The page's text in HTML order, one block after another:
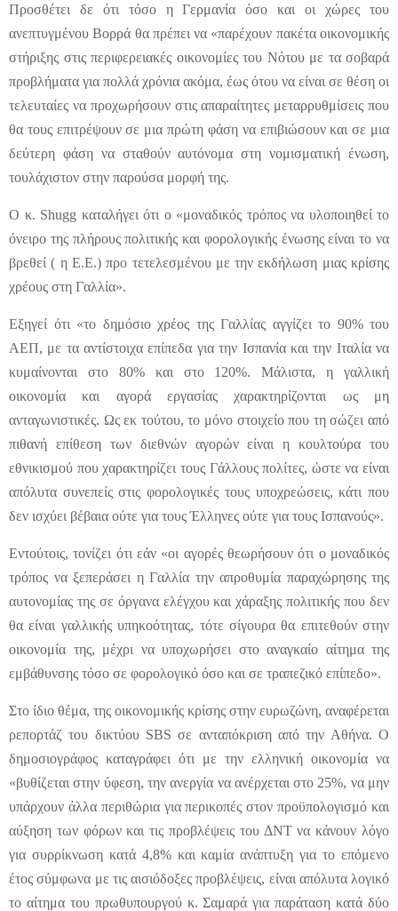
Προσθέτει δε ότι τόσο η Γερμανία όσο και οι χώρες του
ανεπτυγμένου Βορρά θα πρέπει να «παρέχουν πακέτα οικονομικής
στήριξης στις περιφερειακές οικονομίες του Νότου με τα σοβαρά
προβλήματα για πολλά χρόνια ακόμα, έως ότου να είναι σε θέση οι
τελευταίες να προχωρήσουν στις απαραίτητες μεταρρυθμίσεις που
θα τους επιτρέψουν σε μια πρώτη φάση να επιβιώσουν και σε μια
δεύτερη φάση να σταθούν αυτόνομα στη νομισματική ένωση,
τουλάχιστον στην παρούσα μορφή της.
O κ. Shugg καταλήγει ότι ο «μοναδικός τρόπος να υλοποιηθεί το
όνειρο της πλήρους πολιτικής και φορολογικής ένωσης είναι το να
βρεθεί ( η Ε.Ε.) προ τετελεσμένου με την εκδήλωση μιας κρίσης
χρέους στη Γαλλία».
Εξηγεί ότι «το δημόσιο χρέος της Γαλλίας αγγίζει το 90% του
ΑΕΠ, με τα αντίστοιχα επίπεδα για την Ισπανία και την Ιταλία να
κυμαίνονται στο 80% και στο 120%. Μάλιστα, η γαλλική
οικονομία και αγορά εργασίας χαρακτηρίζονται ως μη
ανταγωνιστικές. Ως εκ τούτου, το μόνο στοιχείο που τη σώζει από
πιθανή επίθεση των διεθνών αγορών είναι η κουλτούρα του
εθνικισμού που χαρακτηρίζει τους Γάλλους πολίτες, ώστε να είναι
απόλυτα συνεπείς στις φορολογικές τους υποχρεώσεις, κάτι που
δεν ισχύει βέβαια ούτε για τους Έλληνες ούτε για τους Ισπανούς».
Εντούτοις, τονίζει ότι εάν «οι αγορές θεωρήσουν ότι ο μοναδικός
τρόπος να ξεπεράσει η Γαλλία την απροθυμία παραχώρησης της
αυτονομίας της σε όργανα ελέγχου και χάραξης πολιτικής που δεν
θα είναι γαλλικής υπηκοότητας, τότε σίγουρα θα επιτεθούν στην
οικονομία της, μέχρι να υποχωρήσει στο αναγκαίο αίτημα της
εμβάθυνσης τόσο σε φορολογικό όσο και σε τραπεζικό επίπεδο».
Στο ίδιο θέμα, της οικονομικής κρίσης στην ευρωζώνη, αναφέρεται
ρεπορτάζ του δικτύου SBS σε ανταπόκριση από την Αθήνα. Ο
δημοσιογράφος καταγράφει ότι με την ελληνική οικονομία να
«βυθίζεται στην ύφεση, την ανεργία να ανέρχεται στο 25%, να μην
υπάρχουν άλλα περιθώρια για περικοπές στον προϋπολογισμό και
αύξηση των φόρων και τις προβλέψεις του ΔΝΤ να κάνουν λόγο
για συρρίκνωση κατά 4,8% και καμία ανάπτυξη για το επόμενο
έτος σύμφωνα με τις αισιόδοξες προβλέψεις, είναι απόλυτα λογικό
το αίτημα του πρωθυπουργού κ. Σαμαρά για παράταση κατά δύο